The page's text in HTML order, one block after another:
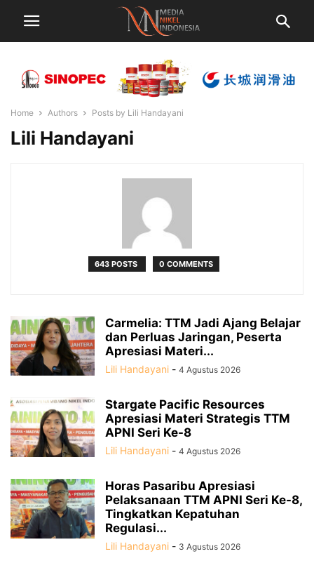
Home Authors Posts by Lili Handayani
Lili Handayani
643 POSTS 0 COMMENTS
Carmelia: TTM Jadi Ajang Belajar
dan Perluas Jaringan, Peserta
Apresiasi Materi...
Lili Handayani - 4 Agustus 2026
Stargate Pacific Resources
Apresiasi Materi Strategis TTM
APNI Seri Ke-8
Lili Handayani - 4 Agustus 2026
Horas Pasaribu Apresiasi
Pelaksanaan TTM APNI Seri Ke-8,
Tingkatkan Kepatuhan
Regulasi...
Lili Handayani - 3 Agustus 2026